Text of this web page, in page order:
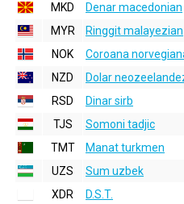
MKD
Denar macedonian
MYR
Ringgit malayezian
NOK
Coroana
NZD
Dolar
RSD
Dinar sirb
TJS
Somoni tadjic
TMT
Manat turkmen
UZS
Sum uzbek
XDR
D.S.T.